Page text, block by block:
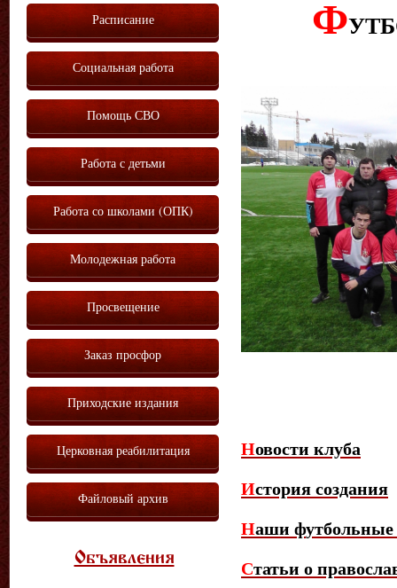
Ф
Новости клуба
История создания
Наши ф
Статьи о
Расписание
Социальная работа
Помощь СВО
Работа с детьми
Работа со школами (ОПК)
Молодежная работа
Просвещение
Заказ просфор
Приходские издания
Церковная реабилитация
Файловый архив
Объявления